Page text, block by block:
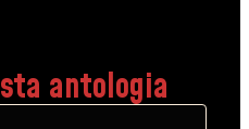
antologia